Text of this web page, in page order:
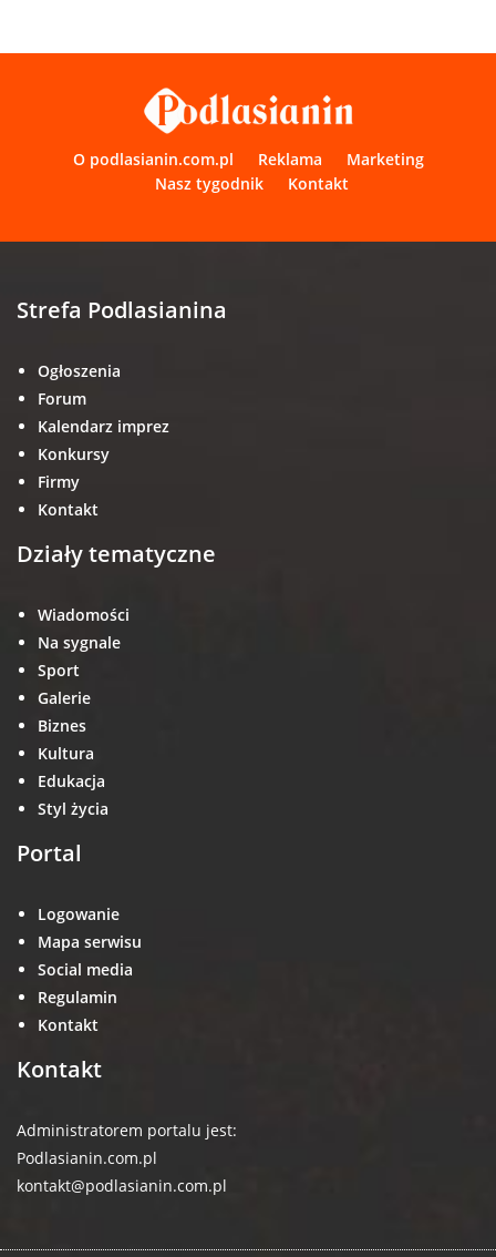
O podlasianin.com.pl Reklama
Marketing
Nasz tygodnik
Kontakt
Strefa Podlasianina
Ogłoszenia
Forum
Kalendarz imprez
Konkursy
Firmy
Kontakt
Działy tematyczne
Wiadomości
Na sygnale
Sport
Galerie
Biznes
Kultura
Edukacja
Styl życia
Portal
Logowanie
Mapa serwisu
Social media
Regulamin
Kontakt
Kontakt
Administratorem portalu jest:
Podlasianin.com.pl
kontakt@podlasianin.com.pl